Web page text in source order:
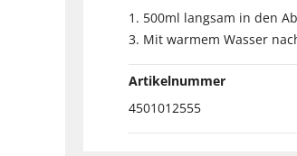
1. 500ml langsam in den
3. Mit warmem Wasser
Artikelnummer
4501012555